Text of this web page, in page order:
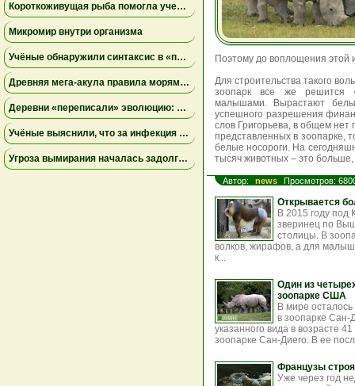
Короткоживущая рыба помогла ученым раскрыть тайны старения иммунитета
Микромир внутри организма
Учёные обнаружили синтаксис в «перекличках» диких попугаев
Древняя мегa-акула правила морями Австралии за 15 миллионов лет до мегалодона
Деревни «переписали» эволюцию: апеннинские медведи в Италии стали меньше и спокойнее
Учёные выяснили, что за инфекция уничтожила армию Наполеона в России: это был не тиф
Угроза вымирания началась задолго до человека: исследование объяснило исчезновение редкого шмеля
Поэтому до воплощения этой
Для строительства такого
зоопарк все же решится
малышами. Вырастают
успешного разрешения
слов Григорьева, в общем
представленных в зоопарке,
белые носороги. На
тысяч животных – это
Автор: news Просмотров:
Открывается
В 2015 году под
зверинец по
столицы. В
волков, жирафов, а для
к...
Один из
зоопарке США
В мире
в зоопарке Сан-
указанного вида в возрасте
зоопарке Сан-Диего. В ее
Французы
Уже через год